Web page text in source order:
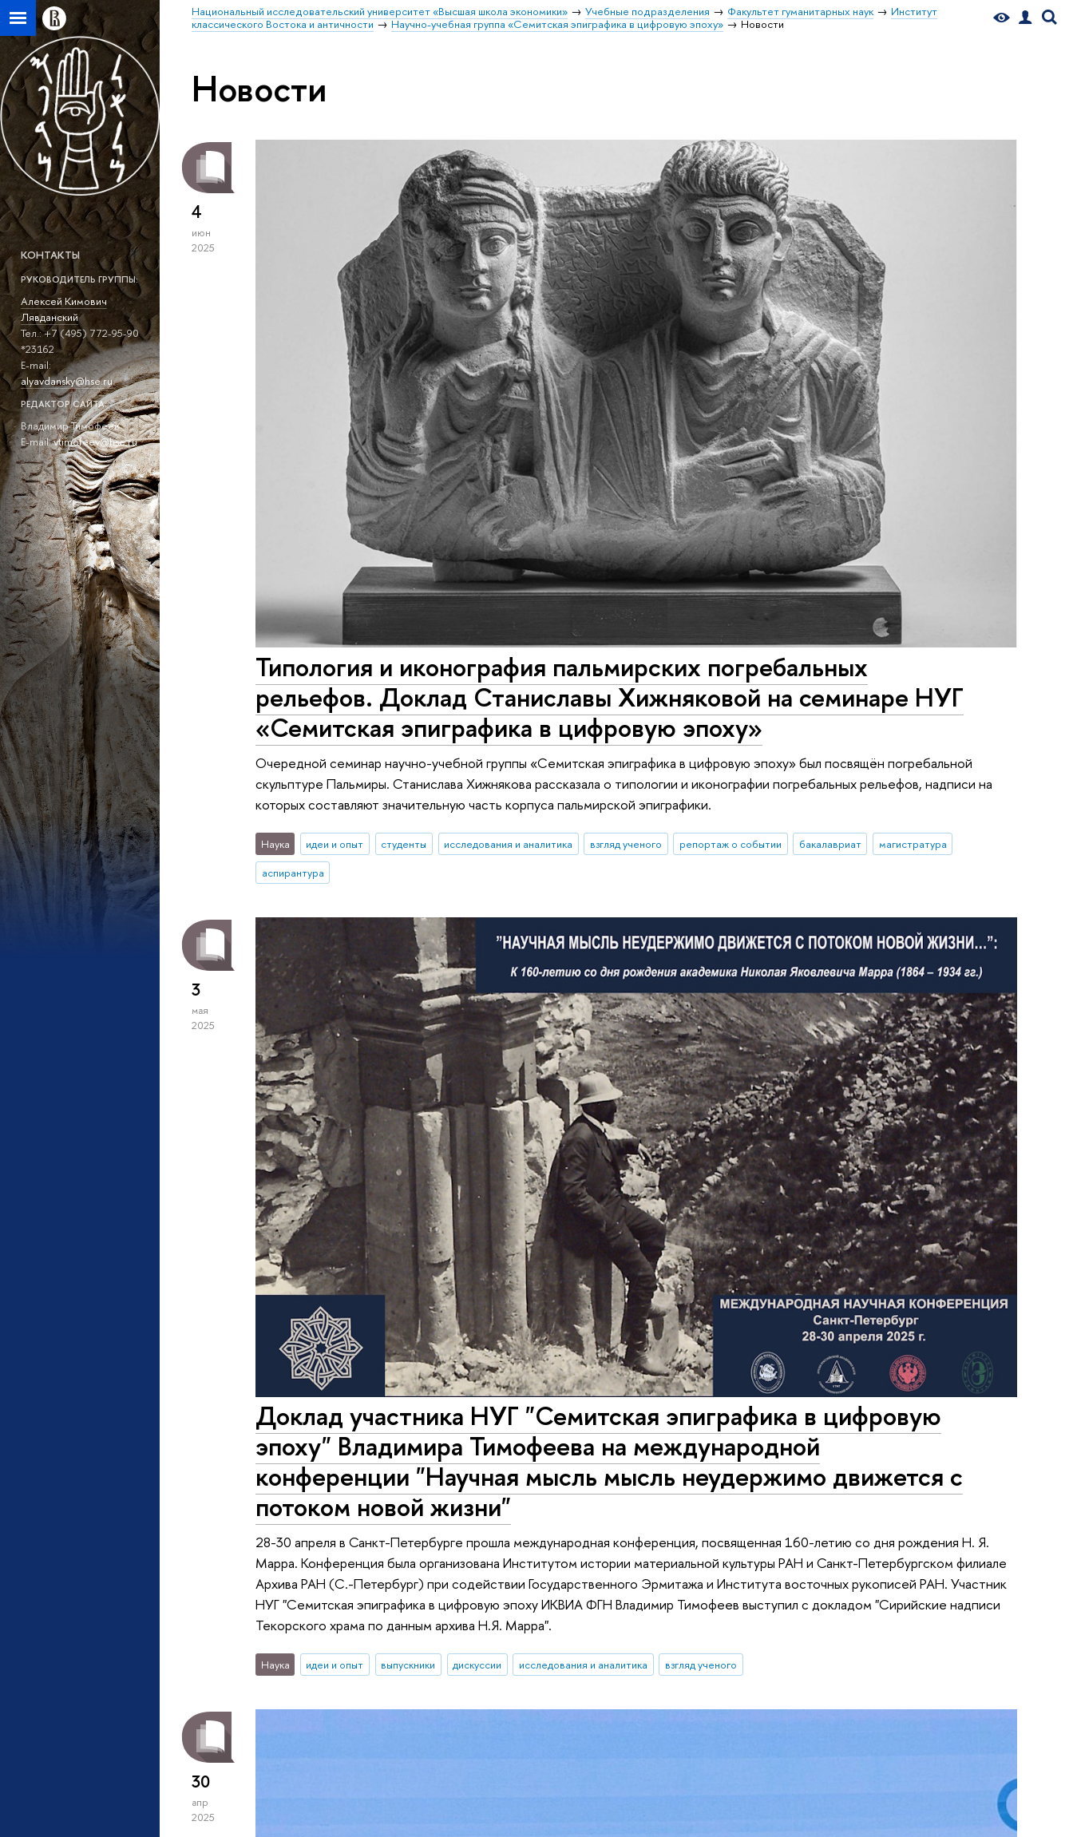
Национальный исследовательский университет «Высшая школа экономики» Учебные подразделения Факультет гуманитарных наук
Институт
классического Востока и античности
Научно-учебная группа «Семитская эпиграфика в цифровую эпоху» Новости
КОНТАКТЫ
РУКОВОДИТЕЛЬ ГРУППЫ:
Алексей Кимович
Лявданский
Тел.: +7 (495) 772-95-90
*23162
E-mail:
alyavdansky@hse.ru
РЕДАКТОР САЙТА:
Владимир Тимофеев
E-mail:vtimofeev@hse.ru
Новости
4
июн
2025
Типология и иконография пальмирских погребальных
рельефов. Доклад Станиславы Хижняковой на семинаре НУГ
«Семитская эпиграфика в цифровую эпоху»
Очередной семинар научно-учебной группы «Семитская эпиграфика в цифровую эпоху» был посвящён погребальной
скульптуре Пальмиры. Станислава Хижнякова рассказала о типологии и иконографии погребальных рельефов, надписи на
которых составляют значительную часть корпуса пальмирской эпиграфики.
Наука идеи и опыт студенты исследования и аналитика взгляд ученого репортаж о событии бакалавриат
магистратура
аспирантура
3
мая
2025
Доклад участника НУГ "Семитская эпиграфика в цифровую
эпоху" Владимира Тимофеева на международной
конференции "Научная мысль мысль неудержимо движется с
потоком новой жизни"
28-30 апреля в Санкт-Петербурге прошла международная конференция, посвященная 160-летию со дня рождения Н. Я.
Марра. Конференция была организована Институтом истории материальной культуры РАН и Санкт-Петербургском филиале
Архива РАН (С.-Петербург) при содействии Государственного Эрмитажа и Института восточных рукописей РАН. Участник
НУГ "Семитская эпиграфика в цифровую эпоху ИКВИА ФГН Владимир Тимофеев выступил с докладом "Сирийские надписи
Текорского храма по данным архива Н.Я. Марра".
Наука идеи и опыт выпускники дискуссии исследования и аналитика взгляд ученого
30
апр
2025